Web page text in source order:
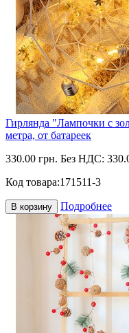
Гирлянда "Лампочки с
метра, от батареек
330.00 грн. Без НДС:
Код товара:171511-3
В корзину Подробнее